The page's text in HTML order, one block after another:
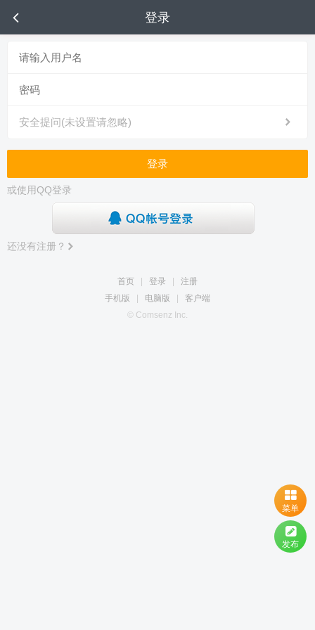
登录
安全提问(未设置请忽略)
登录
或使用QQ登录
还没有注册？
首页 登录
注册
手机版
电脑版
客户端
© Comsenz Inc.
菜单
发布